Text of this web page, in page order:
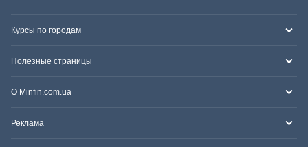
Курсы по городам
Полезные страницы
О Minfin.com.ua
Реклама